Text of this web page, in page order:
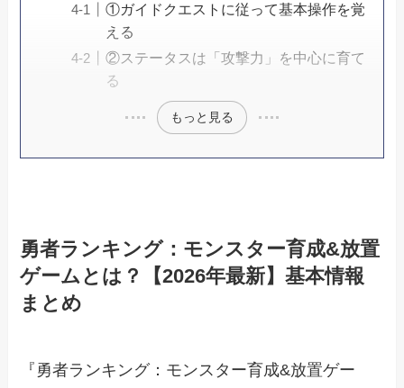
①ガイドクエストに従って基本操作を覚
える
②ステータスは「攻撃力」を中心に育て
る
もっと見る
勇者ランキング：モンスター育成&放置
ゲームとは？【2026年最新】基本情報
まとめ
『勇者ランキング：モンスター育成&放置ゲー